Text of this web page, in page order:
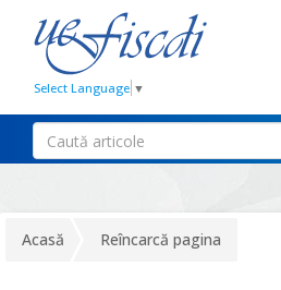
Select Language ▼
Acasă Reîncarcă pagina